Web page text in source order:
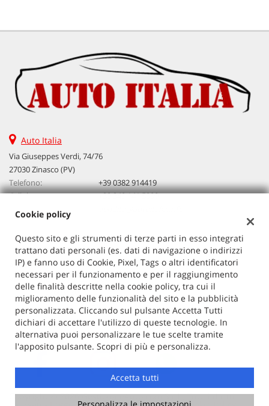
Auto Italia
Via Giuseppes Verdi, 74/76
27030 Zinasco (PV)
Telefono:
+39 0382 914419
Cellulare:
+39 340 141 5990
Email:
Dati fiscali:
Auto Italia
VIA G. VERDI 74/76, ZINASCO
C.F/P.IVA:02603520186
Registro delle imprese:PV
Copyright © 2026 GestionaleAuto.com S.r.l., Tutti i diritti
Cookie policy
Questo sito e gli strumenti di terze parti in esso integrati
trattano dati personali (es. dati di navigazione o indirizzi
IP) e fanno uso di Cookie, Pixel, Tags o altri identificatori
necessari per il funzionamento e per il raggiungimento
delle finalità descritte nella cookie policy, tra cui il
miglioramento delle funzionalità del sito e la pubblicità
personalizzata. Cliccando sul pulsante Accetta Tutti
dichiari di accettare l'utilizzo di queste tecnologie. In
alternativa puoi personalizzare le tue scelte tramite
l'apposito pulsante. Scopri di più e personalizza.
Accetta tutti